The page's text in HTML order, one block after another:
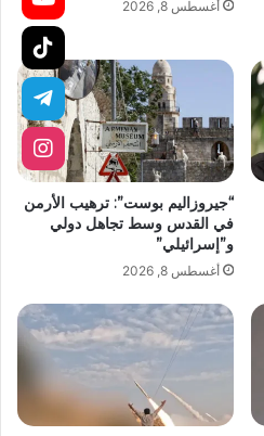
أغسطس 8, 2026
“جيروزاليم بوست”: ترهيب الأرمن
في القدس وسط تجاهل دولي
و”إسرائيلي”
أغسطس 8, 2026